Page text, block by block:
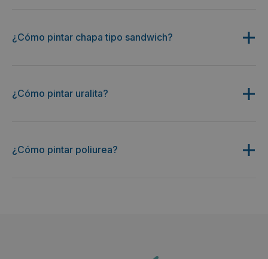
¿Cómo pintar chapa tipo sandwich?
¿Cómo pintar uralita?
¿Cómo pintar poliurea?